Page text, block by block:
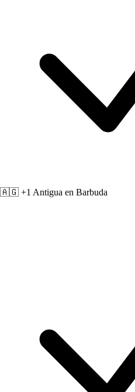
🇦🇬 +1 Antigua en Barbuda